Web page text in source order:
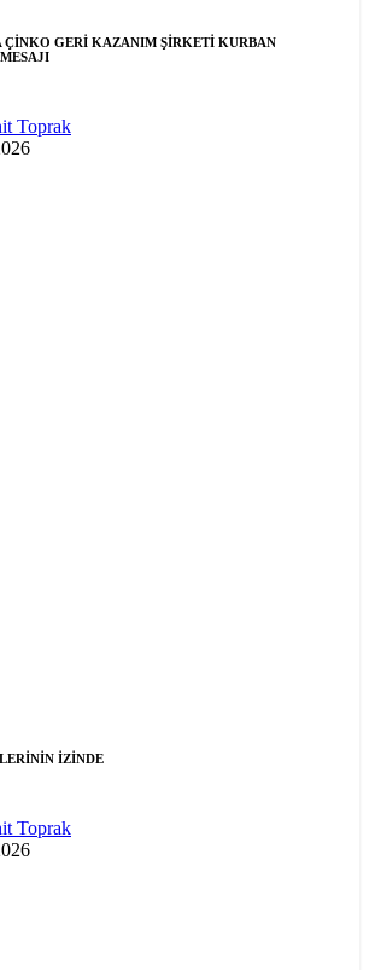
ÇİNKO GERİ KAZANIM ŞİRKETİ KURBAN
Toprak
İZİNDE
Toprak